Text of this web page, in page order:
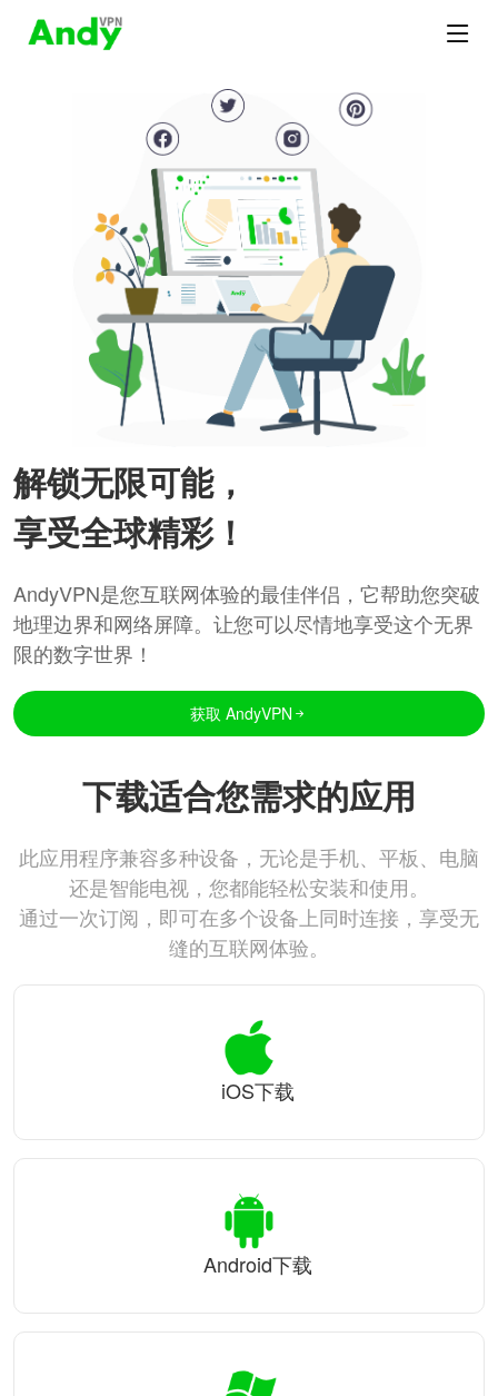
解锁无限可能，
享受全球精彩！
AndyVPN是您互联网体验的最佳伴侣，它帮助您突破
地理边界和网络屏障。让您可以尽情地享受这个无界
限的数字世界！
获取 AndyVPN
下载适合您需求的应用
此应用程序兼容多种设备，无论是手机、平板、电脑
还是智能电视，您都能轻松安装和使用。
通过一次订阅，即可在多个设备上同时连接，享受无
缝的互联网体验。
iOS下载
Android下载